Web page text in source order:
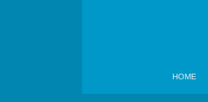
HOME